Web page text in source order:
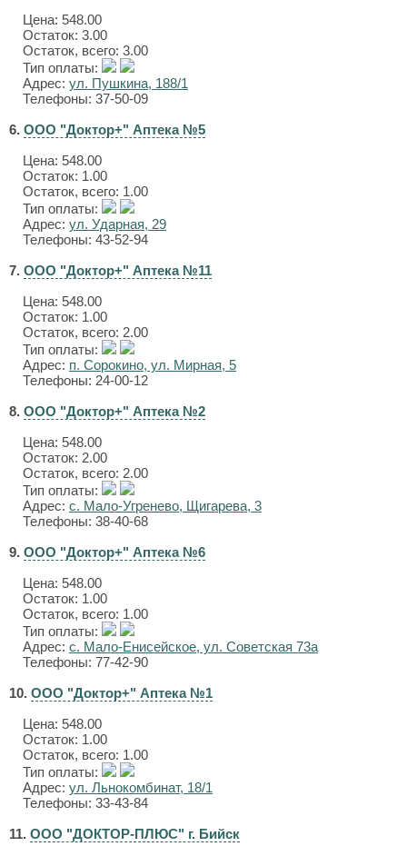
Цена: 548.00
Остаток: 3.00
Остаток, всего: 3.00
Тип оплаты:
Адрес: ул. Пушкина, 188/1
Телефоны: 37-50-09
6. ООО "Доктор+" Аптека №5
Цена: 548.00
Остаток: 1.00
Остаток, всего: 1.00
Тип оплаты:
Адрес: ул. Ударная, 29
Телефоны: 43-52-94
7. ООО "Доктор+" Аптека №11
Цена: 548.00
Остаток: 1.00
Остаток, всего: 2.00
Тип оплаты:
Адрес: п. Сорокино, ул. Мирная, 5
Телефоны: 24-00-12
8. ООО "Доктор+" Аптека №2
Цена: 548.00
Остаток: 2.00
Остаток, всего: 2.00
Тип оплаты:
Адрес: с. Мало-Угренево, Щигарева, 3
Телефоны: 38-40-68
9. ООО "Доктор+" Аптека №6
Цена: 548.00
Остаток: 1.00
Остаток, всего: 1.00
Тип оплаты:
Адрес: с. Мало-Енисейское, ул. Советская 73а
Телефоны: 77-42-90
10. ООО "Доктор+" Аптека №1
Цена: 548.00
Остаток: 1.00
Остаток, всего: 1.00
Тип оплаты:
Адрес: ул. Льнокомбинат, 18/1
Телефоны: 33-43-84
11. ООО "ДОКТОР-ПЛЮС" г. Бийск